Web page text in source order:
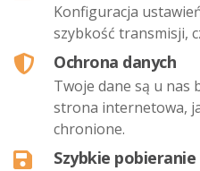
Konfiguracja
szybkość transmisji,
Ochrona danych
Twoje dane są u nas
strona internetowa,
chronione.
Szybkie pobieranie